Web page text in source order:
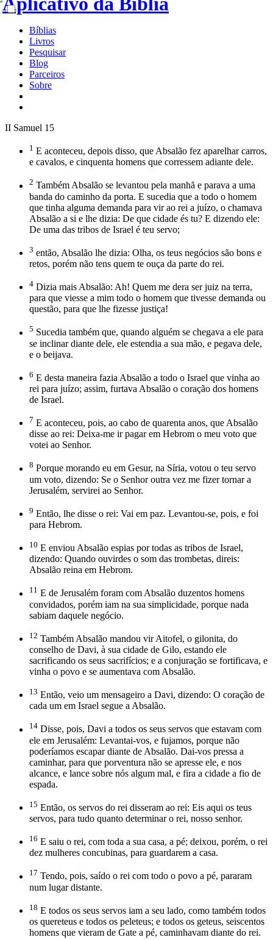
Bíblias
Livros
Pesquisar
Blog
Parceiros
Sobre
II Samuel 15
1 E aconteceu, depois disso, que Absalão fez aparelhar carros,
e cavalos, e cinquenta homens que corressem adiante dele.
2 Também Absalão se levantou pela manhã e parava a uma
banda do caminho da porta. E sucedia que a todo o homem
que tinha alguma demanda para vir ao rei a juízo, o chamava
Absalão a si e lhe dizia: De que cidade és tu? E dizendo ele:
De uma das tribos de Israel é teu servo;
3 então, Absalão lhe dizia: Olha, os teus negócios são bons e
retos, porém não tens quem te ouça da parte do rei.
4 Dizia mais Absalão: Ah! Quem me dera ser juiz na terra,
para que viesse a mim todo o homem que tivesse demanda ou
questão, para que lhe fizesse justiça!
5 Sucedia também que, quando alguém se chegava a ele para
se inclinar diante dele, ele estendia a sua mão, e pegava dele,
e o beijava.
6 E desta maneira fazia Absalão a todo o Israel que vinha ao
rei para juízo; assim, furtava Absalão o coração dos homens
de Israel.
7 E aconteceu, pois, ao cabo de quarenta anos, que Absalão
disse ao rei: Deixa-me ir pagar em Hebrom o meu voto que
votei ao Senhor.
8 Porque morando eu em Gesur, na Síria, votou o teu servo
um voto, dizendo: Se o Senhor outra vez me fizer tornar a
Jerusalém, servirei ao Senhor.
9 Então, lhe disse o rei: Vai em paz. Levantou-se, pois, e foi
para Hebrom.
10 E enviou Absalão espias por todas as tribos de Israel,
dizendo: Quando ouvirdes o som das trombetas, direis:
Absalão reina em Hebrom.
11 E de Jerusalém foram com Absalão duzentos homens
convidados, porém iam na sua simplicidade, porque nada
sabiam daquele negócio.
12 Também Absalão mandou vir Aitofel, o gilonita, do
conselho de Davi, à sua cidade de Gilo, estando ele
sacrificando os seus sacrifícios; e a conjuração se fortificava, e
vinha o povo e se aumentava com Absalão.
13 Então, veio um mensageiro a Davi, dizendo: O coração de
cada um em Israel segue a Absalão.
14 Disse, pois, Davi a todos os seus servos que estavam com
ele em Jerusalém: Levantai-vos, e fujamos, porque não
poderíamos escapar diante de Absalão. Dai-vos pressa a
caminhar, para que porventura não se apresse ele, e nos
alcance, e lance sobre nós algum mal, e fira a cidade a fio de
espada.
15 Então, os servos do rei disseram ao rei: Eis aqui os teus
servos, para tudo quanto determinar o rei, nosso senhor.
16 E saiu o rei, com toda a sua casa, a pé; deixou, porém, o rei
dez mulheres concubinas, para guardarem a casa.
17 Tendo, pois, saído o rei com todo o povo a pé, pararam
num lugar distante.
18 E todos os seus servos iam a seu lado, como também todos
os quereteus e todos os peleteus; e todos os geteus, seiscentos
homens que vieram de Gate a pé, caminhavam diante do rei.